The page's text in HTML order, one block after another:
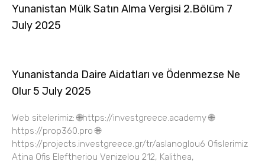
Yunanistan Mülk Satın Alma Vergisi 2.Bölüm 7
July 2025
Yunanistanda Daire Aidatları ve Ödenmezse Ne
Olur 5 July 2025
Web sitelerimiz: 🌐https://investgreece.academy 🌐
https://prop360.pro 🌐
https://projects.investgreece.gr/tr/aslanoglou6 Ofislerimiz
Atina Ofis Eleftheriou Venizelou 212, Kalithea,